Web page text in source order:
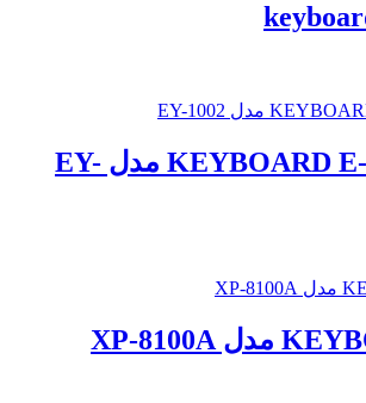
کیبورد KEYBOARD E-YIEW مدل EY-